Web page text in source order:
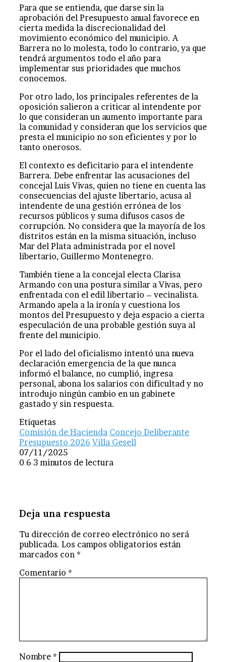
Para que se entienda, que darse sin la
aprobación del Presupuesto anual favorece en
cierta medida la discrecionalidad del
movimiento económico del municipio. A
Barrera no lo molesta, todo lo contrario, ya que
tendrá argumentos todo el año para
implementar sus prioridades que muchos
conocemos.
Por otro lado, los principales referentes de la
oposición salieron a criticar al intendente por
lo que consideran un aumento importante para
la comunidad y consideran que los servicios que
presta el municipio no son eficientes y por lo
tanto onerosos.
El contexto es deficitario para el intendente
Barrera. Debe enfrentar las acusaciones del
concejal Luis Vivas, quien no tiene en cuenta las
consecuencias del ajuste libertario, acusa al
intendente de una gestión errónea de los
recursos públicos y suma difusos casos de
corrupción. No considera que la mayoría de los
distritos están en la misma situación, incluso
Mar del Plata administrada por el novel
libertario, Guillermo Montenegro.
También tiene a la concejal electa Clarisa
Armando con una postura similar a Vivas, pero
enfrentada con el edil libertario – vecinalista.
Armando apela a la ironía y cuestiona los
montos del Presupuesto y deja espacio a cierta
especulación de una probable gestión suya al
frente del municipio.
Por el lado del oficialismo intentó una nueva
declaración emergencia de la que nunca
informó el balance, no cumplió, ingresa
personal, abona los salarios con dificultad y no
introdujo ningún cambio en un gabinete
gastado y sin respuesta.
Etiquetas
Comisión de Hacienda Concejo Deliberante
Presupuesto 2026 Villa Gesell
07/11/2025
0 6 3 minutos de lectura
Deja una respuesta
Tu dirección de correo electrónico no será
publicada. Los campos obligatorios están
marcados con *
Comentario *
Nombre *